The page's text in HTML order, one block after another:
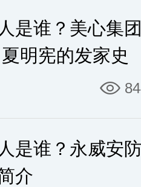
是谁？美心集
明宪的发家史
是谁？永威安
介